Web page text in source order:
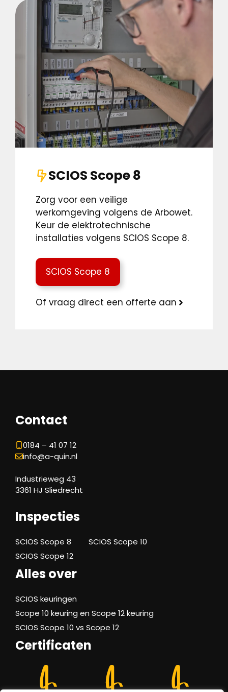
SCIOS Scope 8
Zorg voor een veilige
werkomgeving volgens de Arbowet.
Keur de elektrotechnische
installaties volgens SCIOS Scope 8.
SCIOS Scope 8
Of vraag direct een offerte aan
Contact
0184 – 41 07 12
info@a-quin.nl
Industrieweg 43
3361 HJ Sliedrecht
Inspecties
SCIOS Scope 8
SCIOS Scope 10
SCIOS Scope 12
Alles over
SCIOS keuringen
Scope 10 keuring en Scope 12 keuring
SCIOS Scope 10 vs Scope 12
Certificaten